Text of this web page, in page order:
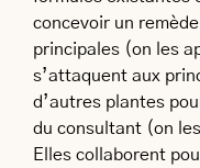
concevoir un
principales (on les
s’attaquent aux
d’autres plantes
du consultant (on
Elles collaborent